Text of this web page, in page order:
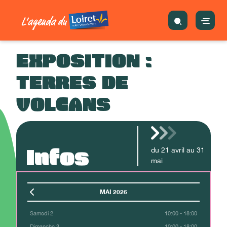
EXPOSITION :
TERRES DE
VOLCANS
Infos du 21 avril au 31
mai
MAI 2026
Samedi 2 10:00 - 18:00